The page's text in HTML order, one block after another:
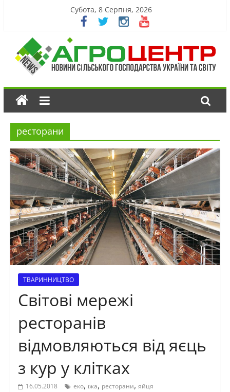
Субота, 8 Серпня, 2026
ресторани
ТВАРИННИЦТВО
Світові мережі
ресторанів
відмовляються від яєць
з кур у клітках
16.05.2018 еко, їжа, ресторани, яйця